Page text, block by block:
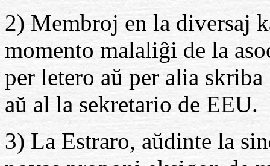
2) Membroj en la diversaj
momento malaliĝi de la
per letero aŭ per alia
aŭ al la sekretario de EEU.
3) La Estraro, aŭdinte la